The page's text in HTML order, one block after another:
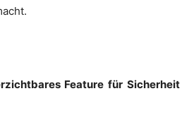
Feature für Sicherheit